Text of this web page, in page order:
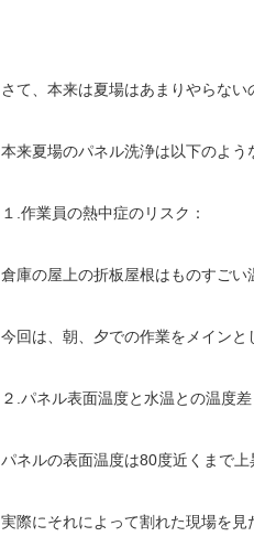
さて、本来は夏場はあまりやらな
本来夏場のパネル洗浄は以下のよう
１.作業員の熱中症のリスク：
倉庫の屋上の折板屋根はものすごい
今回は、朝、夕での作業をメインと
２.パネル表面温度と水温との温度差
パネルの表面温度は80度近くまで
実際にそれによって割れた現場を見